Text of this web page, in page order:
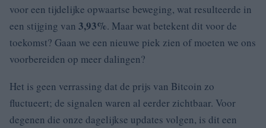
voor een tijdelijke opwaartse beweging, wat resulteerde in
een stijging van 3,93%. Maar wat betekent dit voor de
toekomst? Gaan we een nieuwe piek zien of moeten we ons
voorbereiden op meer dalingen?
Het is geen verrassing dat de prijs van Bitcoin zo
fluctueert; de signalen waren al eerder zichtbaar. Voor
degenen die onze dagelijkse updates volgen, is dit een